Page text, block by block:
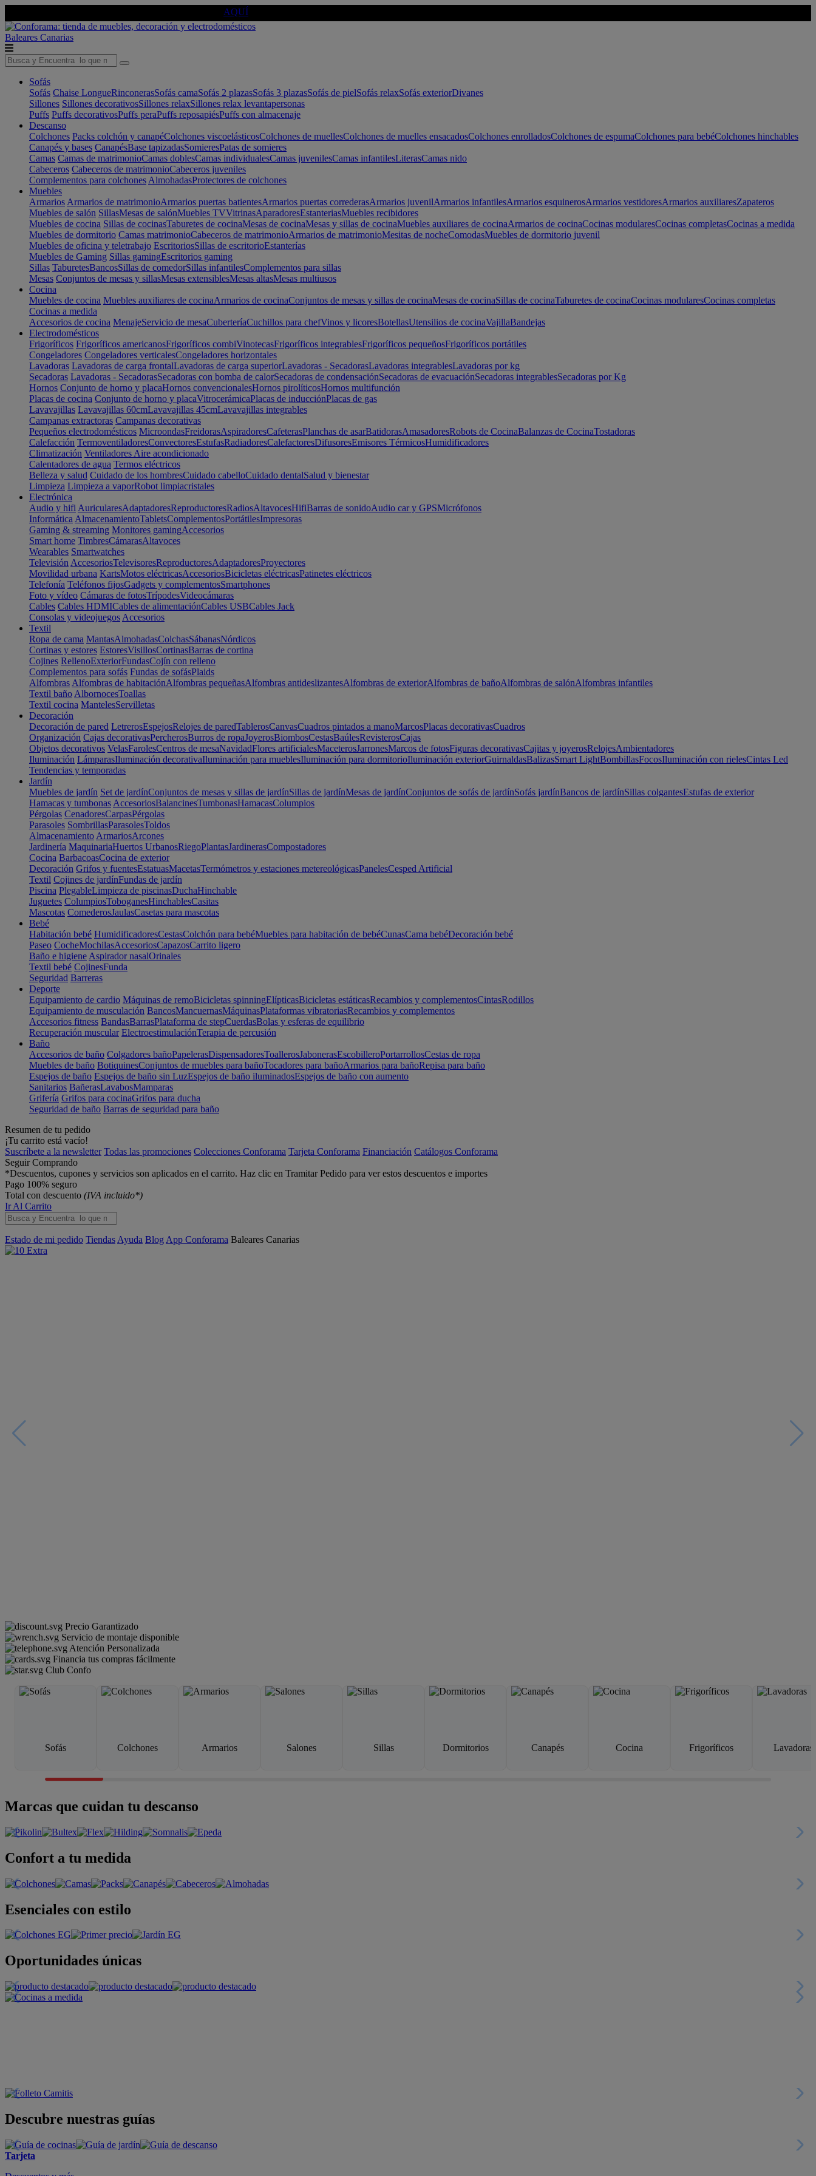
AQUÍ
Baleares Canarias
Sofás
Sofás Chaise LongueRinconerasSofás camaSofás 2 plazasSofás 3 plazasSofás de pielSofás relaxSofás exteriorDivanes
Sillones Sillones decorativosSillones relaxSillones relax levantapersonas
Puffs Puffs decorativosPuffs peraPuffs reposapiésPuffs con almacenaje
Descanso
Colchones Packs colchón y canapéColchones viscoelásticosColchones de muellesColchones de muelles ensacadosColchones enrolladosColchones de espumaColchones para bebéColchones hinchables
Canapés y bases CanapésBase tapizadasSomieresPatas de somieres
Camas Camas de matrimonioCamas doblesCamas individualesCamas juvenilesCamas infantilesLiterasCamas nido
Cabeceros Cabeceros de matrimonioCabeceros juveniles
Complementos para colchones AlmohadasProtectores de colchones
Muebles
Armarios Armarios de matrimonioArmarios puertas batientesArmarios puertas correderasArmarios juvenilArmarios infantilesArmarios esquinerosArmarios vestidoresArmarios auxiliaresZapateros
Muebles de salón SillasMesas de salónMuebles TVVitrinasAparadoresEstanteriasMuebles recibidores
Muebles de cocina Sillas de cocinasTaburetes de cocinaMesas de cocinaMesas y sillas de cocinaMuebles auxiliares de cocinaArmarios de cocinaCocinas modularesCocinas completasCocinas a medida
Muebles de dormitorio Camas matrimonioCabeceros de matrimonioArmarios de matrimonioMesitas de nocheComodasMuebles de dormitorio juvenil
Muebles de oficina y teletrabajo EscritoriosSillas de escritorioEstanterías
Muebles de Gaming Sillas gamingEscritorios gaming
Sillas TaburetesBancosSillas de comedorSillas infantilesComplementos para sillas
Mesas Conjuntos de mesas y sillasMesas extensiblesMesas altasMesas multiusos
Cocina
Muebles de cocina Muebles auxiliares de cocinaArmarios de cocinaConjuntos de mesas y sillas de cocinaMesas de cocinaSillas de cocinaTaburetes de cocinaCocinas modularesCocinas completas
Cocinas a medida
Accesorios de cocina MenajeServicio de mesaCuberteríaCuchillos para chefVinos y licoresBotellasUtensilios de cocinaVajillaBandejas
Electrodomésticos
Frigoríficos Frigoríficos americanosFrigoríficos combiVinotecasFrigoríficos integrablesFrigoríficos pequeñosFrigoríficos portátiles
Congeladores Congeladores verticalesCongeladores horizontales
Lavadoras Lavadoras de carga frontalLavadoras de carga superiorLavadoras - SecadorasLavadoras integrablesLavadoras por kg
Secadoras Lavadoras - SecadorasSecadoras con bomba de calorSecadoras de condensaciónSecadoras de evacuaciónSecadoras integrablesSecadoras por Kg
Hornos Conjunto de horno y placaHornos convencionalesHornos pirolíticosHornos multifunción
Placas de cocina Conjunto de horno y placaVitrocerámicaPlacas de inducciónPlacas de gas
Lavavajillas Lavavajillas 60cmLavavajillas 45cmLavavajillas integrables
Campanas extractoras Campanas decorativas
Pequeños electrodomésticos MicroondasFreidorasAspiradoresCafeterasPlanchas de asarBatidorasAmasadoresRobots de CocinaBalanzas de CocinaTostadoras
Calefacción TermoventiladoresConvectoresEstufasRadiadoresCalefactoresDifusoresEmisores TérmicosHumidificadores
Climatización Ventiladores Aire acondicionado
Calentadores de agua Termos eléctricos
Belleza y salud Cuidado de los hombresCuidado cabelloCuidado dentalSalud y bienestar
Limpieza Limpieza a vaporRobot limpiacristales
Electrónica
Audio y hifi AuricularesAdaptadoresReproductoresRadiosAltavocesHifiBarras de sonidoAudio car y GPSMicrófonos
Informática AlmacenamientoTabletsComplementosPortátilesImpresoras
Gaming & streaming Monitores gamingAccesorios
Smart home TimbresCámarasAltavoces
Wearables Smartwatches
Televisión AccesoriosTelevisoresReproductoresAdaptadoresProyectores
Movilidad urbana KartsMotos eléctricasAccesoriosBicicletas eléctricasPatinetes eléctricos
Telefonía Teléfonos fijosGadgets y complementosSmartphones
Foto y vídeo Cámaras de fotosTrípodesVideocámaras
Cables Cables HDMICables de alimentaciónCables USBCables Jack
Consolas y videojuegos Accesorios
Textil
Ropa de cama MantasAlmohadasColchasSábanasNórdicos
Cortinas y estores EstoresVisillosCortinasBarras de cortina
Cojines RellenoExteriorFundasCojín con relleno
Complementos para sofás Fundas de sofásPlaids
Alfombras Alfombras de habitaciónAlfombras pequeñasAlfombras antideslizantesAlfombras de exteriorAlfombras de bañoAlfombras de salónAlfombras infantiles
Textil baño AlbornocesToallas
Textil cocina MantelesServilletas
Decoración
Decoración de pared LetrerosEspejosRelojes de paredTablerosCanvasCuadros pintados a manoMarcosPlacas decorativasCuadros
Organización Cajas decorativasPercherosBurros de ropaJoyerosBiombosCestasBaúlesRevisterosCajas
Objetos decorativos VelasFarolesCentros de mesaNavidadFlores artificialesMaceterosJarronesMarcos de fotosFiguras decorativasCajitas y joyerosRelojesAmbientadores
Iluminación LámparasIluminación decorativaIluminación para mueblesIluminación para dormitorioIluminación exteriorGuirnaldasBalizasSmart LightBombillasFocosIluminación con rielesCintas Led
Tendencias y temporadas
Jardín
Muebles de jardín Set de jardínConjuntos de mesas y sillas de jardínSillas de jardínMesas de jardínConjuntos de sofás de jardínSofás jardínBancos de jardínSillas colgantesEstufas de exterior
Hamacas y tumbonas AccesoriosBalancinesTumbonasHamacasColumpios
Pérgolas CenadoresCarpasPérgolas
Parasoles SombrillasParasolesToldos
Almacenamiento ArmariosArcones
Jardinería MaquinariaHuertos UrbanosRiegoPlantasJardinerasCompostadores
Cocina BarbacoasCocina de exterior
Decoración Grifos y fuentesEstatuasMacetasTermómetros y estaciones metereológicasPanelesCesped Artificial
Textil Cojines de jardínFundas de jardín
Piscina PlegableLimpieza de piscinasDuchaHinchable
Juguetes ColumpiosToboganesHinchablesCasitas
Mascotas ComederosJaulasCasetas para mascotas
Bebé
Habitación bebé HumidificadoresCestasColchón para bebéMuebles para habitación de bebéCunasCama bebéDecoración bebé
Paseo CocheMochilasAccesoriosCapazosCarrito ligero
Baño e higiene Aspirador nasalOrinales
Textil bebé CojinesFunda
Seguridad Barreras
Deporte
Equipamiento de cardio Máquinas de remoBicicletas spinningElípticasBicicletas estáticasRecambios y complementosCintasRodillos
Equipamiento de musculación BancosMancuernasMáquinasPlataformas vibratoriasRecambios y complementos
Accesorios fitness BandasBarrasPlataforma de stepCuerdasBolas y esferas de equilibrio
Recuperación muscular ElectroestimulaciónTerapia de percusión
Baño
Accesorios de baño Colgadores bañoPapelerasDispensadoresToallerosJabonerasEscobilleroPortarrollosCestas de ropa
Muebles de baño BotiquinesConjuntos de muebles para bañoTocadores para bañoArmarios para bañoRepisa para baño
Espejos de baño Espejos de baño sin LuzEspejos de baño iluminadosEspejos de baño con aumento
Sanitarios BañerasLavabosMamparas
Grifería Grifos para cocinaGrifos para ducha
Seguridad de baño Barras de seguridad para baño
Resumen de tu pedido
¡Tu carrito está vacío!
Suscríbete a la newsletter Todas las promociones Colecciones Conforama Tarjeta Conforama Financiación Catálogos Conforama
Seguir Comprando
*Descuentos, cupones y servicios son aplicados en el carrito. Haz clic en Tramitar Pedido para ver estos descuentos e importes
Pago 100% seguro
Total con descuento (IVA incluido*)
Ir Al Carrito
Estado de mi pedido Tiendas Ayuda Blog App Conforama Baleares Canarias
Precio Garantizado
Servicio de montaje disponible
Atención Personalizada
Financia tus compras fácilmente
Club Confo
Sofás Colchones Armarios Salones Sillas Dormitorios Canapés Cocina Frigoríficos Lavadoras
Marcas que cuidan tu descanso
Confort a tu medida
Esenciales con estilo
Oportunidades únicas
Descubre nuestras guías
Tarjeta